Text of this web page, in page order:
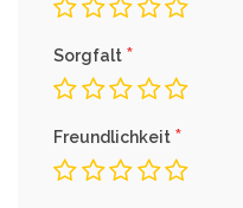
Sorgfalt *
Freundlichkeit *